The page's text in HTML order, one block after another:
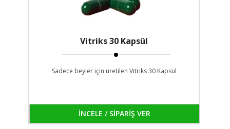
Vitriks 30 Kapsül
Sadece beyler için üretilen Vitriks 30 Kapsül
İNCELE / SİPARİŞ VER